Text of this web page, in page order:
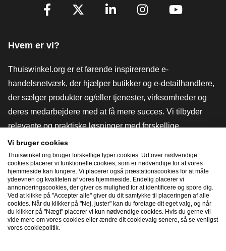
[_General:SocialMediaTitle]
Hvem er vi?
Thuiswinkel.org er et førende inspirerende e-
handelsnetværk, der hjælper butikker og e-detailhandlere,
der sælger produkter og/eller tjenester, virksomheder og
deres medarbejdere med at få mere succes. Vi tilbyder
relevante og praktiske løsninger med forskellige
tillidsmærker, Thuiswinkel-anmeldelser, juridiske værktøjer
og rådgivning, fortalervirksomhed, markedsundersøgelser
og har vores egen uddannelsesplatform, Thuiswinkel e-
Academy.
Naviger hurtigt
Vi bruger cookies
Thuiswinkel.org bruger forskellige typer cookies. Ud over nødvendige
cookies placerer vi funktionelle cookies, som er nødvendige for at vores
hjemmeside kan fungere. Vi placerer også præstationscookies for at måle
ydeevnen og kvaliteten af ​​vores hjemmeside. Endelig placerer vi
annonceringscookies, der giver os mulighed for at identificere og spore dig.
Ved at klikke på "Accepter alle" giver du dit samtykke til placeringen af ​​alle
cookies. Når du klikker på "Nej, juster" kan du foretage dit eget valg, og når
du klikker på "Nægt" placerer vi kun nødvendige cookies. Hvis du gerne vil
vide mere om vores cookies eller ændre dit cookievalg senere, så se venligst
vores cookiepolitik.